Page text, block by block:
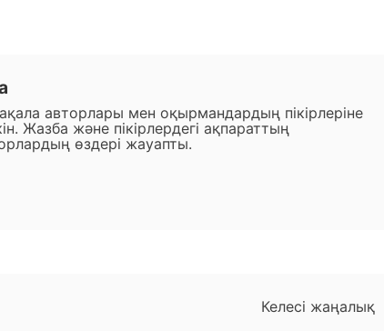
авторлары мен оқырмандардың пікірлеріне
Жазба және пікірлердегі ақпараттың
өздері жауапты.
Келесі жаңалық